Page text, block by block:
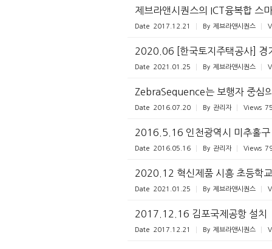
제브라앤시퀀스의 ICT융복합 스
Date 2017.12.21 By 제브라앤시퀀스
2020.06 [한국토지주택공사] 경
Date 2021.01.25 By 제브라앤시퀀스
ZebraSequence는 보행자 중심
Date 2016.07.20 By 관리자 Views
2016.5.16 인천광역시 미추홀구
Date 2016.05.16 By 관리자 Views
2020.12 혁신제품 시흥 초등학
Date 2021.01.25 By 제브라앤시퀀스
2017.12.16 김포국제공항 설치
Date 2017.12.21 By 제브라앤시퀀스